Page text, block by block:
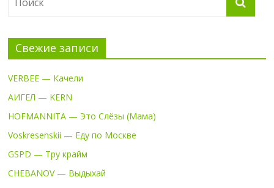
Свежие записи
VERBEE — Качели
АИГЕЛ — KERN
HOFMANNITA — Это Слёзы (Мама)
Voskresenskii — Еду по Москве
GSPD — Тру крайм
CHEBANOV — Выдыхай